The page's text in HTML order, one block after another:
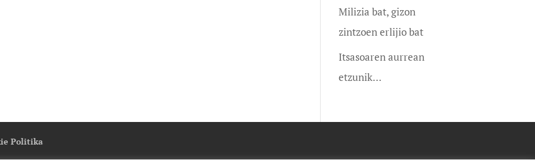
Milizia bat, gizon
zintzoen erlijio bat
Itsasoaren aurrean
etzunik…
Politika